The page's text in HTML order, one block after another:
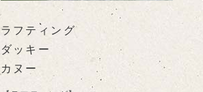
ラフティング
ダッキー
カヌー